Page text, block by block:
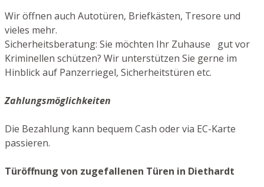
Wir öffnen auch Autotüren, Briefkästen, Tresore und
vieles mehr.
Sicherheitsberatung: Sie möchten Ihr Zuhause gut vor
Kriminellen schützen? Wir unterstützen Sie gerne im
Hinblick auf Panzerriegel, Sicherheitstüren etc.
Zahlungsmöglichkeiten
Die Bezahlung kann bequem Cash oder via EC-Karte
passieren.
Türöffnung von zugefallenen Türen in Diethardt